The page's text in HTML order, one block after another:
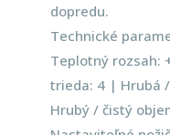
dopredu.
Technické
Teplotný rozsah:
trieda: 4 | Hrubá
Hrubý / čistý